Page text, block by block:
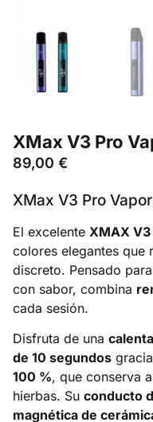
XMax V3 Pro
89,00 €
XMax V3 Pro
El excelente XMAX V3
colores elegantes que
discreto. Pensado
con sabor, combina
cada sesión.
Disfruta de una
de 10 segundos
100 %, que conserva
hierbas. Su conducto
magnética de